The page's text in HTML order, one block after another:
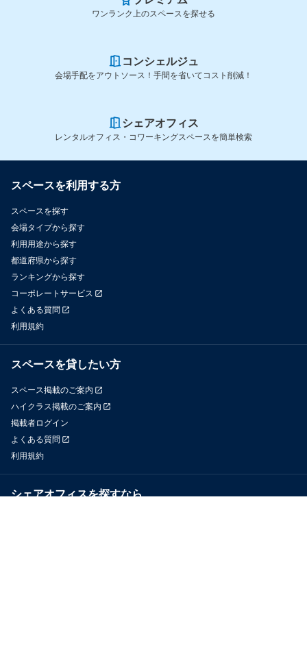
ワンランク上のスペースを探せる
コンシェルジュ
会場手配をアウトソース！手間を省いてコスト削減！
シェアオフィス
レンタルオフィス・コワーキングスペースを簡単検索
スペースを利用する方
スペースを探す
会場タイプから探す
利用用途から探す
都道府県から探す
ランキングから探す
コーポレートサービス
よくある質問
利用規約
スペースを貸したい方
スペース掲載のご案内
ハイクラス掲載のご案内
掲載者ログイン
よくある質問
利用規約
シェアオフィスを探すなら